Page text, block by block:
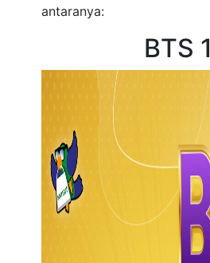
antaranya:
BTS 1